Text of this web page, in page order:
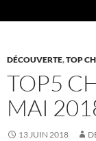
DÉCOUVERTE,TOP
TOP5
MAI
13 JUIN 2018